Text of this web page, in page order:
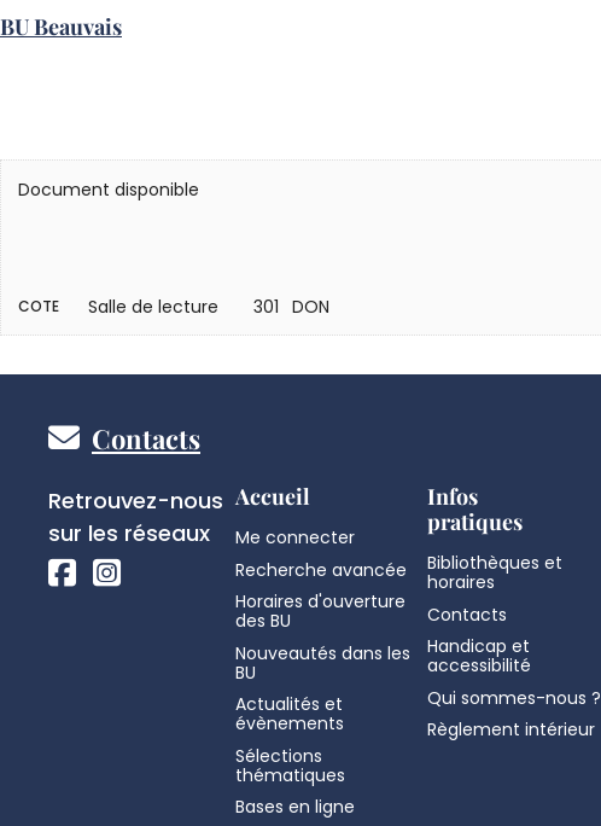
BU Beauvais
Document disponible
COTE Salle de lecture 301 DON
Pied
de
page
Contacts
Réseaux
sociaux
Retrouvez-nous
sur les réseaux
Accueil
Me connecter
Recherche avancée
Horaires d'ouverture
des BU
Nouveautés dans les
BU
Actualités et
évènements
Sélections
thématiques
Bases en ligne
Infos
pratiques
Bibliothèques et
horaires
Contacts
Handicap et
accessibilité
Qui sommes-nous ?
Règlement intérieur